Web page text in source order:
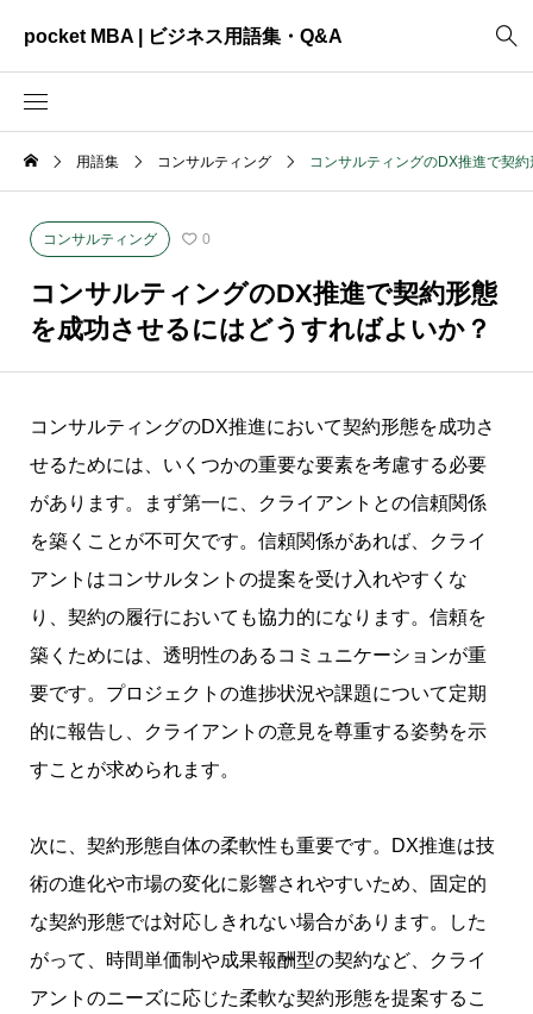
pocket MBA | ビジネス用語集・Q&A
ビジネス全般 2465
資料作成
創業計画 3040
2622
用語集 コンサルティング コンサルティングのDX推進で契
コンサルティング 0
コンサルティングのDX推進で契約形態
を成功させるにはどうすればよいか？
コンサルティングのDX推進において契約形態を成功さ
せるためには、いくつかの重要な要素を考慮する必要
があります。まず第一に、クライアントとの信頼関係
を築くことが不可欠です。信頼関係があれば、クライ
アントはコンサルタントの提案を受け入れやすくな
り、契約の履行においても協力的になります。信頼を
築くためには、透明性のあるコミュニケーションが重
要です。プロジェクトの進捗状況や課題について定期
的に報告し、クライアントの意見を尊重する姿勢を示
すことが求められます。
次に、契約形態自体の柔軟性も重要です。DX推進は技
術の進化や市場の変化に影響されやすいため、固定的
な契約形態では対応しきれない場合があります。した
がって、時間単価制や成果報酬型の契約など、クライ
アントのニーズに応じた柔軟な契約形態を提案するこ